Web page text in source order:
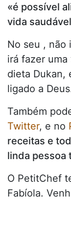
«é possível
vida
No seu , não
irá fazer
dieta Dukan,
ligado a
Também
Twitter, e no
receitas e
linda pessoa
O PetitChef
Fabíola.